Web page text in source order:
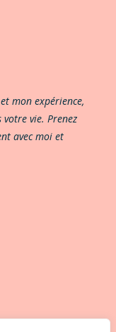
mon expérience,
vie. Prenez
avec moi et